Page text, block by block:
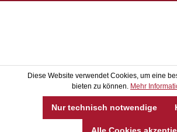
Diese Website verwendet Cookies, um eine
bieten zu können. Mehr
Nur technisch notwendige